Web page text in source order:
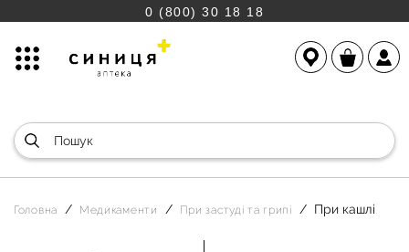
0 (800) 30 18 18
Головна Медикаменти При застуді та грипі При кашлі